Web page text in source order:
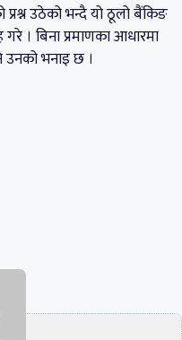
उठेको भन्दै यो ठूलो बैंकिङ
। बिना प्रमाणका आधारमा
उनको भनाइ छ ।